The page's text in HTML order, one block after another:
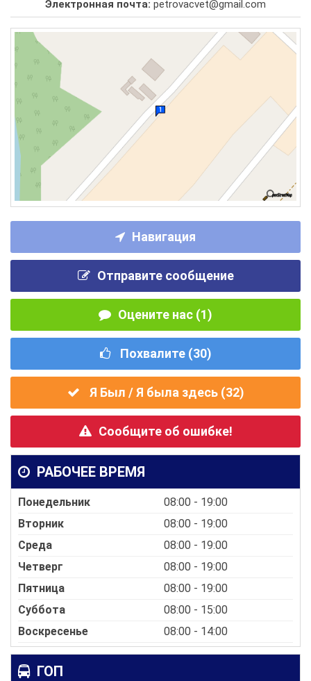
Электронная почта: petrovacvet@gmail.com
Навигация
Отправите сообщение
Оцените нас (1)
Похвалите (30)
Я Был / Я была здесь (32)
Сообщите об ошибке!
РАБОЧЕЕ ВРЕМЯ
Понедельник
08:00 - 19:00
Вторник
08:00 - 19:00
Среда
08:00 - 19:00
Четверг
08:00 - 19:00
Пятница
08:00 - 19:00
Суббота
08:00 - 15:00
Воскресенье
08:00 - 14:00
ГОП